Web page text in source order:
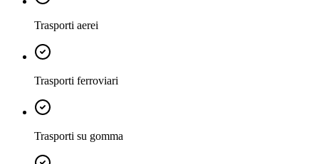
Trasporti aerei
Trasporti ferroviari
Trasporti su gomma